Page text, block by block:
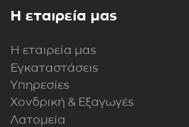
Η εταιρεία μας
Η εταιρεία μας
Εγκαταστάσεις
Υπηρεσίες
Χονδρική & Εξαγωγές
Λατομεία